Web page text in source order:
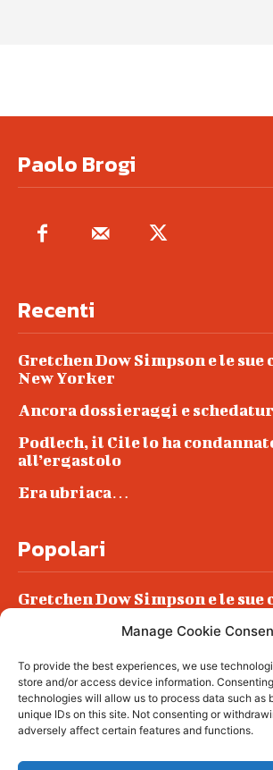
Manage Cookie
To provide the best experiences, we use
store and/or access device information.
technologies will allow us to process data such as
unique IDs on this site. Not consenting or
adversely affect certain features and functions.
Paolo Brogi
Recenti
Gretchen Dow Simpson e le
New Yorker
Ancora dossieraggi e
Podlech, il Cile lo ha
all’ergastolo
Era ubriaca…
Popolari
Gretchen Dow Simpson e le
Podlech, il Cile lo ha
all’ergastolo
Era ubriaca…